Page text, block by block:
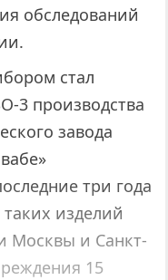
обследований
стал
3 производства
завода
три года
изделий
Москвы и Санкт-
15